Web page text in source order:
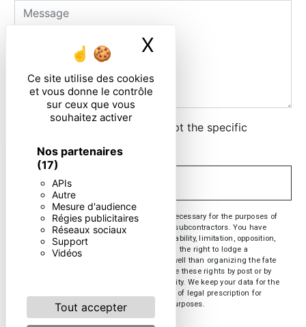
Ce site utilise des cookies
et vous donne le contrôle
sur ceux que vous
souhaitez activer
Nos partenaires
(17)
APIs
Autre
Mesure d'audience
Régies publicitaires
Réseaux sociaux
Support
Vidéos
Tout accepter
X
By checking this box, I accept the specific
conditions below **
** The personal data communicated are necessary for the purposes of
contacting you. They are intended and its subcontractors. You have
rights of access, rectification, erasure, portability, limitation, opposition,
withdrawal of your consent at any time and the right to lodge a
complaint with a supervisory authority, as well than organizing the fate
of your post-mortem data. You can exercise these rights by post or by
email. You may be asked for proof of identity. We keep your data for the
period of contact and then for the duration of legal prescription for
probationary and litigation management purposes.